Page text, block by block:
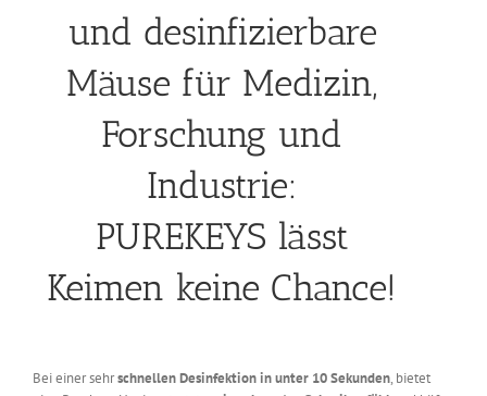
und desinfizierbare
Mäuse für Medizin,
Forschung und
Industrie:
PUREKEYS lässt
Keimen keine Chance!
Bei einer sehrschnellen Desinfektion in unter 10 Sekunden, bietet